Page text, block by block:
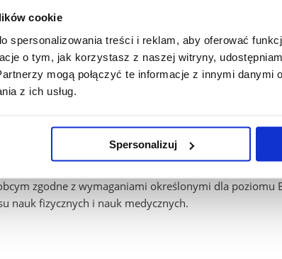
cookie
spersonalizowania treści i reklam, aby oferować
o tym, jak korzystasz z naszej witryny,
mogą połączyć te informacje z innymi danymi
z ich usług.
Spersonalizuj
różnych rodzajów aparatury medycznej;
oraz patologii w aspekcie obsługi aparatury
i medycznych systemów diagnostycznych;
w zakresie gromadzenia i przetwarzania
biomedycznych, jak również analizy sygnałów i
rozwiązań i podejmowanych działań
świadomość konieczności ich stosowania w
zgodne z wymaganiami określonymi dla poziomu
nauk fizycznych i nauk medycznych.